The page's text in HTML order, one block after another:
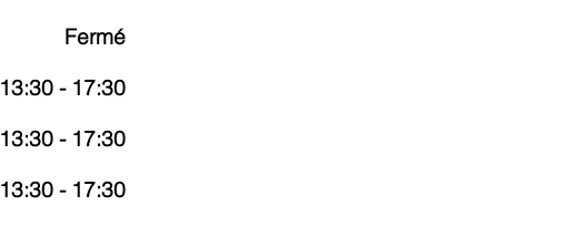
Fermé
13:30 - 17:30
13:30 - 17:30
13:30 - 17:30